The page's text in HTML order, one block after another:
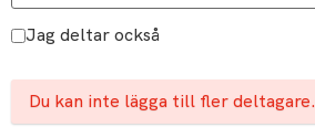
Jag deltar också
Du kan inte lägga till fler deltagare.